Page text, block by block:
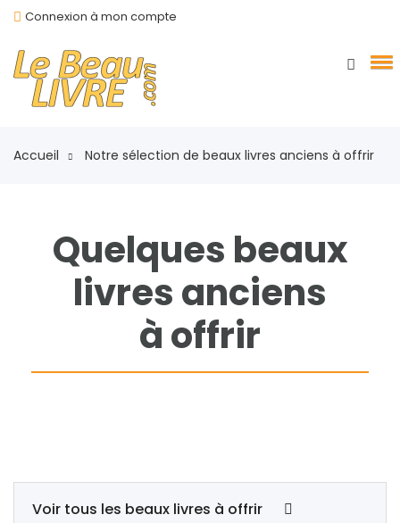
Connexion à mon compte
Accueil Notre sélection de beaux livres anciens à offrir
Quelques beaux
livres anciens
à offrir
Voir tous les beaux livres à offrir